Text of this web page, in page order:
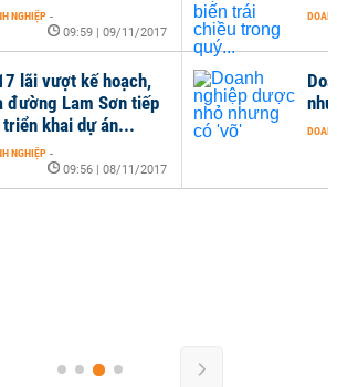
NGHIỆP -
09:59 | 09/11/2017
lãi vượt kế hoạch,
đường Lam Sơn tiếp
khai dự án...
NGHIỆP -
09:56 | 08/11/2017